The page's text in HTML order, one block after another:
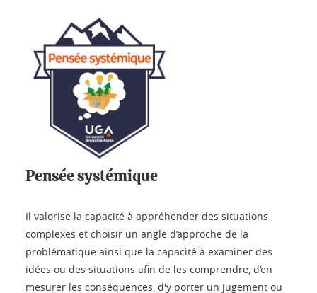
Pensée systémique
Il valorise la capacité à appréhender des situations
complexes et choisir un angle d’approche de la
problématique ainsi que la capacité à examiner des
idées ou des situations afin de les comprendre, d’en
mesurer les conséquences, d'y porter un jugement ou